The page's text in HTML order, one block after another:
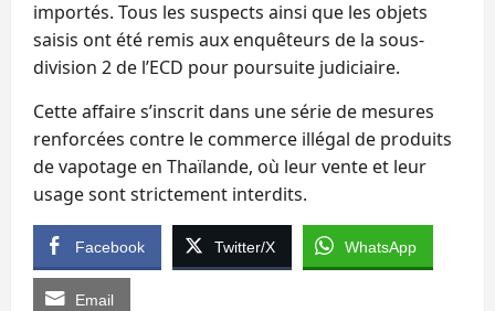
importés. Tous les suspects ainsi que les objets
saisis ont été remis aux enquêteurs de la sous-
division 2 de l’ECD pour poursuite judiciaire.
Cette affaire s’inscrit dans une série de mesures
renforcées contre le commerce illégal de produits
de vapotage en Thaïlande, où leur vente et leur
usage sont strictement interdits.
Facebook Twitter/X WhatsApp
Email